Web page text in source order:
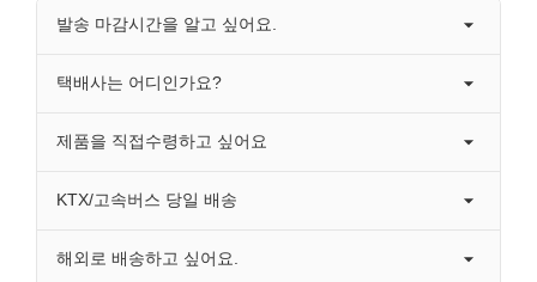
발송 마감시간을 알고 싶어요.
택배사는 어디인가요?
제품을 직접수령하고 싶어요
KTX/고속버스 당일 배송
해외로 배송하고 싶어요.